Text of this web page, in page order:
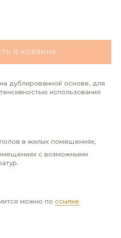
В КОРЗИНУ
дублированной основе, для
использования
в жилых помещениях;
с возможными
можно по ссылке